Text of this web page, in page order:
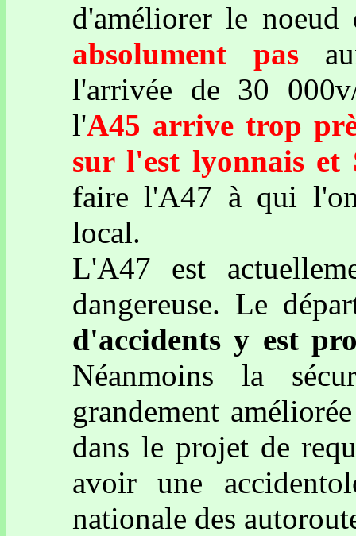
d'améliorer le
absolument pas
l'arrivée de 30
l'A45 arrive trop
sur l'est lyonnais et
faire l'A47 à qui
local.
L'A47 est
dangereuse. Le
d'accidents y est
Néanmoins la
grandement
dans le projet de
avoir une
nationale des